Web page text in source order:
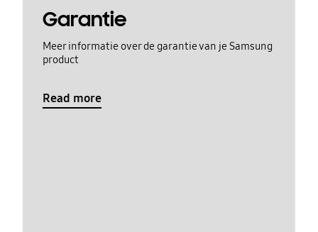
Garantie
Meer informatie over de garantie van je Samsung
product
Read more